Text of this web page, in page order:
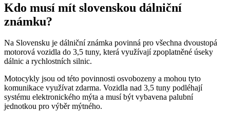
Kdo musí mít slovenskou dálniční
známku?
Na Slovensku je dálniční známka povinná pro všechna dvoustopá
motorová vozidla do 3,5 tuny, která využívají zpoplatněné úseky
dálnic a rychlostních silnic.
Motocykly jsou od této povinnosti osvobozeny a mohou tyto
komunikace využívat zdarma. Vozidla nad 3,5 tuny podléhají
systému elektronického mýta a musí být vybavena palubní
jednotkou pro výběr mýtného.